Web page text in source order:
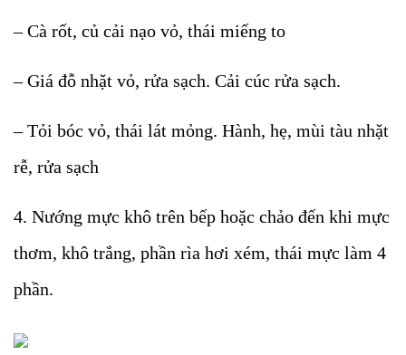
– Cà rốt, củ cải nạo vỏ, thái miếng to
– Giá đỗ nhặt vỏ, rửa sạch. Cải cúc rửa sạch.
– Tỏi bóc vỏ, thái lát mỏng. Hành, hẹ, mùi tàu nhặt
rễ, rửa sạch
4. Nướng mực khô trên bếp hoặc chảo đến khi mực
thơm, khô trắng, phần rìa hơi xém, thái mực làm 4
phần.